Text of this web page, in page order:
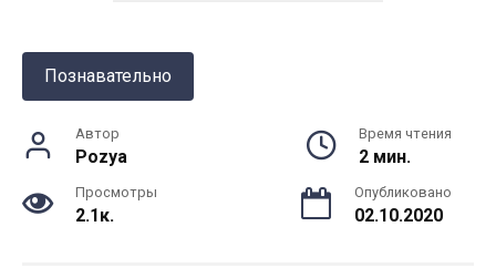
Познавательно
Автор
Pozya
Время чтения
2 мин.
Просмотры
2.1к.
Опубликовано
02.10.2020